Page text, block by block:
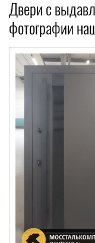
Двери с
фотографии